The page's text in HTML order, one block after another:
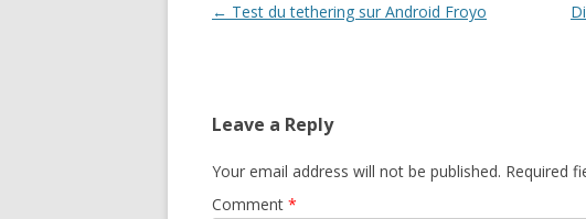
Post
← Test du tethering sur Android Froyo
Leave a Reply
Your email address will not be published. Required
Comment *